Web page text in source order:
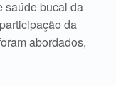
saúde bucal da
da
abordados,